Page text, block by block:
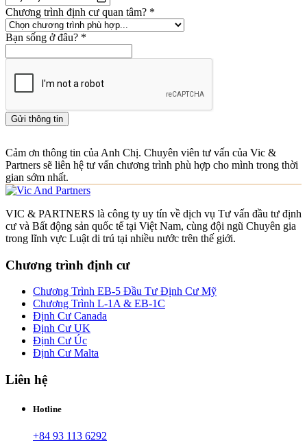
Chương trình định cư quan tâm? *
Bạn sống ở đâu? *
Gửi thông tin
Cảm ơn thông tin của Anh Chị. Chuyên viên tư vấn của Vic &
Partners sẽ liên hệ tư vấn chương trình phù hợp cho mình trong thời
gian sớm nhất.
VIC & PARTNERS là công ty uy tín về dịch vụ Tư vấn đầu tư định
cư và Bất động sản quốc tế tại Việt Nam, cùng đội ngũ Chuyên gia
trong lĩnh vực Luật di trú tại nhiều nước trên thế giới.
Chương trình định cư
Chương Trình EB-5 Đầu Tư Định Cư Mỹ
Chương Trình L-1A & EB-1C
Định Cư Canada
Định Cư UK
Định Cư Úc
Định Cư Malta
Liên hệ
Hotline
+84 93 113 6292